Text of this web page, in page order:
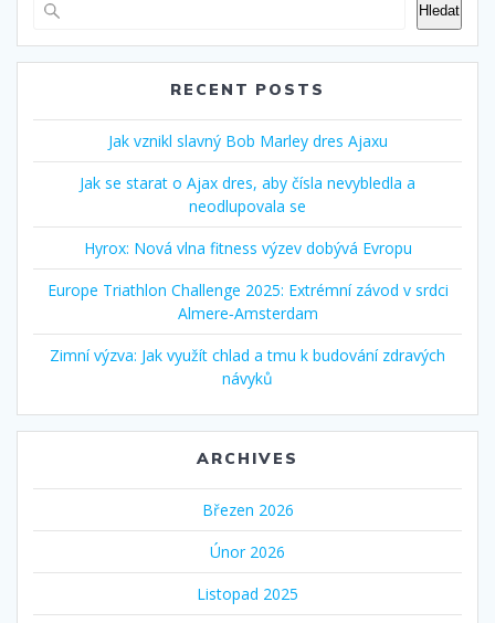
Hledat
RECENT POSTS
Jak vznikl slavný Bob Marley dres Ajaxu
Jak se starat o Ajax dres, aby čísla nevybledla a
neodlupovala se
Hyrox: Nová vlna fitness výzev dobývá Evropu
Europe Triathlon Challenge 2025: Extrémní závod v srdci
Almere‑Amsterdam
Zimní výzva: Jak využít chlad a tmu k budování zdravých
návyků
ARCHIVES
Březen 2026
Únor 2026
Listopad 2025